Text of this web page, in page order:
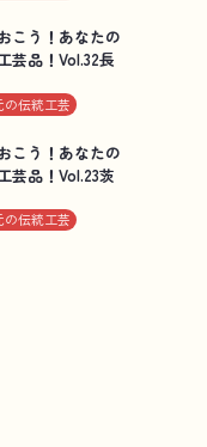
こう！あなたの
芸品！Vol.32長
の伝統工芸
こう！あなたの
芸品！Vol.23茨
の伝統工芸